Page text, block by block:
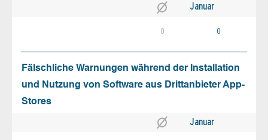
Januar
0 0
Fälschliche Warnungen während der Installation
und Nutzung von Software aus Drittanbieter App-
Stores
Januar